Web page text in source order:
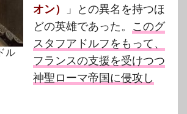
ル
オン）
」との異名を持つほ
どの英雄であった。 このグ
スタフアドルフをもって、
フランスの支援を受けつつ
神聖ローマ帝国に侵攻し